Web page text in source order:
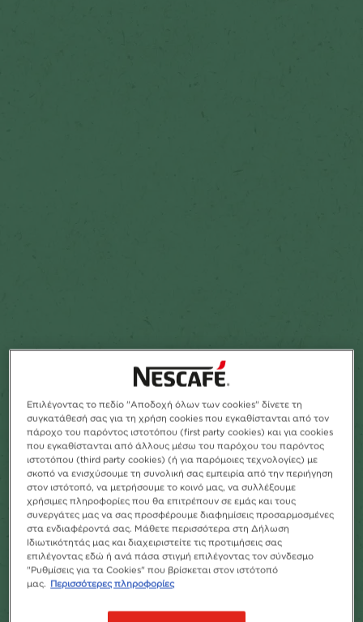
Επιλέγοντας το πεδίο "Αποδοχή όλων των cookies" δίνετε τη
συγκατάθεσή σας για τη χρήση cookies που εγκαθίστανται από τον
πάροχο του παρόντος ιστοτόπου (first party cookies) και για cookies
που εγκαθίστανται από άλλους μέσω του παρόχου του παρόντος
ιστοτόπου (third party cookies) (ή για παρόμοιες τεχνολογίες) με
σκοπό να ενισχύσουμε τη συνολική σας εμπειρία από την περιήγηση
στον ιστότοπό, να μετρήσουμε το κοινό μας, να συλλέξουμε
χρήσιμες πληροφορίες που θα επιτρέπουν σε εμάς και τους
συνεργάτες μας να σας προσφέρουμε διαφημίσεις προσαρμοσμένες
στα ενδιαφέροντά σας. Μάθετε περισσότερα στη Δήλωση
Ιδιωτικότητάς μας και διαχειριστείτε τις προτιμήσεις σας
επιλέγοντας εδώ ή ανά πάσα στιγμή επιλέγοντας τον σύνδεσμο
"Ρυθμίσεις για τα Cookies" που βρίσκεται στον ιστότοπό
μας. Περισσότερες πληροφορίες